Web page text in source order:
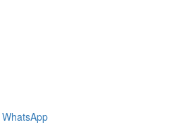
WhatsApp